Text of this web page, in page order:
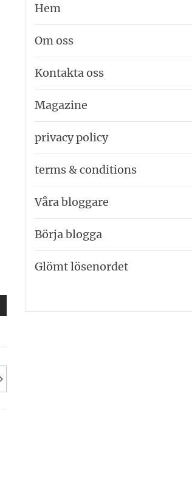
Hem
Om oss
Kontakta oss
Magazine
privacy policy
terms & conditions
Våra bloggare
Börja blogga
Glömt lösenordet